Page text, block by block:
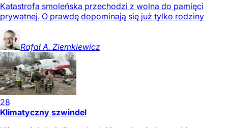
Katastrofa smoleńska przechodzi z wolna do pamięci
prywatnej. O prawdę dopominają się już tylko rodziny
Rafał A. Ziemkiewicz
28
Klimatyczny szwindel